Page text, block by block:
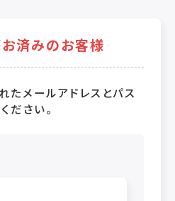
済みのお客様
たメールアドレスとパス
ださい。